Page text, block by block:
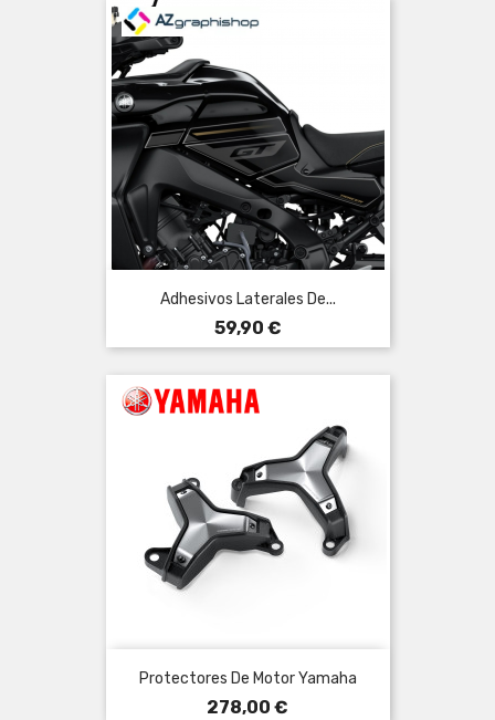
Adhesivos Laterales De...
Precio
59,90 €
Protectores De Motor Yamaha
Precio
278,00 €